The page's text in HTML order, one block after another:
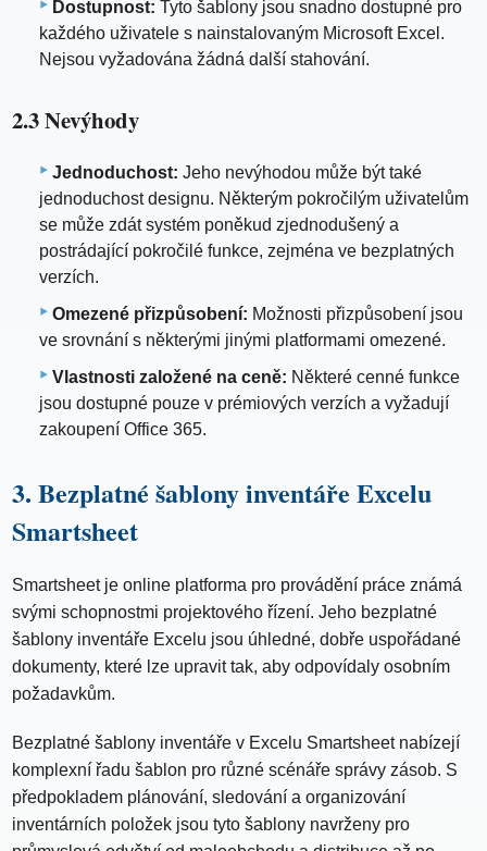
Dostupnost: Tyto šablony jsou snadno dostupné pro
každého uživatele s nainstalovaným Microsoft Excel.
Nejsou vyžadována žádná další stahování.
2.3 Nevýhody
Jednoduchost: Jeho nevýhodou může být také
jednoduchost designu. Některým pokročilým uživatelům
se může zdát systém poněkud zjednodušený a
postrádající pokročilé funkce, zejména ve bezplatných
verzích.
Omezené přizpůsobení: Možnosti přizpůsobení jsou
ve srovnání s některými jinými platformami omezené.
Vlastnosti založené na ceně: Některé cenné funkce
jsou dostupné pouze v prémiových verzích a vyžadují
zakoupení Office 365.
3. Bezplatné šablony inventáře Excelu
Smartsheet
Smartsheet je online platforma pro provádění práce známá
svými schopnostmi projektového řízení. Jeho bezplatné
šablony inventáře Excelu jsou úhledné, dobře uspořádané
dokumenty, které lze upravit tak, aby odpovídaly osobním
požadavkům.
Bezplatné šablony inventáře v Excelu Smartsheet nabízejí
komplexní řadu šablon pro různé scénáře správy zásob. S
předpokladem plánování, sledování a organizování
inventárních položek jsou tyto šablony navrženy pro